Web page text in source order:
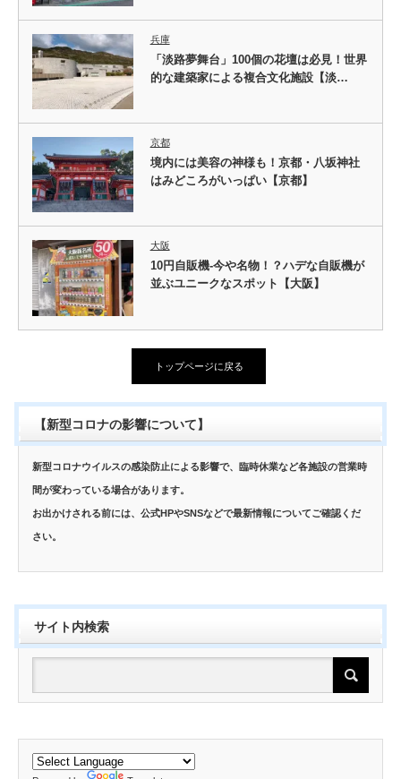
兵庫
「淡路夢舞台」100個の花壇は必見！世界
的な建築家による複合文化施設【淡…
京都
境内には美容の神様も！京都・八坂神社
はみどころがいっぱい【京都】
大阪
10円自販機-今や名物！？ハデな自販機が
並ぶユニークなスポット【大阪】
トップページに戻る
【新型コロナの影響について】
新型コロナウイルスの感染防止による影響で、臨時休業など各施設の営業時
間が変わっている場合があります。
お出かけされる前には、公式HPやSNSなどで最新情報についてご確認くだ
さい。
サイト内検索